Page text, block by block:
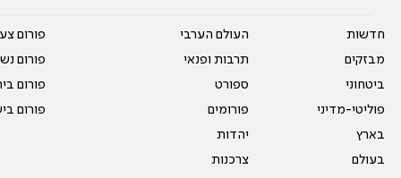
חדשות
מבזקים
ביטחוני
פוליטי-מדיני
בארץ
בעולם
העולם הערבי
תרבות ופנאי
ספורט
פורומים
יהדות
צרכנות
פורום
פורום
פורום
פורום